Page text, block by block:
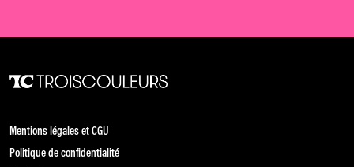
Mentions légales et CGU
Politique de confidentialité